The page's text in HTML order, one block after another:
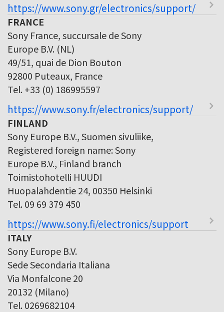
https://www.sony.gr/electronics/support/
FRANCE
Sony France, succursale de Sony
Europe B.V. (NL)
49/51, quai de Dion Bouton
92800 Puteaux, France
Tel. +33 (0) 186995597
https://www.sony.fr/electronics/support/
FINLAND
Sony Europe B.V., Suomen sivuliike,
Registered foreign name: Sony
Europe B.V., Finland branch
Toimistohotelli HUUDI
Huopalahdentie 24, 00350 Helsinki
Tel. 09 69 379 450
https://www.sony.fi/electronics/support
ITALY
Sony Europe B.V.
Sede Secondaria Italiana
Via Monfalcone 20
20132 (Milano)
Tel. 0269682104